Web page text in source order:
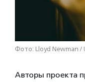
Фото: Lloyd Newman /
Авторы проекта